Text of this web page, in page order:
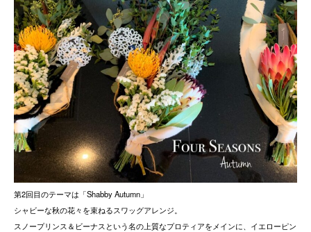
第2回目のテーマは「Shabby Autumn」
シャビーな秋の花々を束ねるスワッグアレンジ。
スノープリンス＆ビーナスという名の上質なプロティアをメインに、イエローピン